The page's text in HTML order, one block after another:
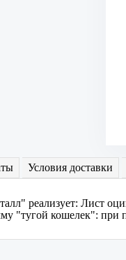
Условия доставки
реализует: Лист
"тугой кошелек": при